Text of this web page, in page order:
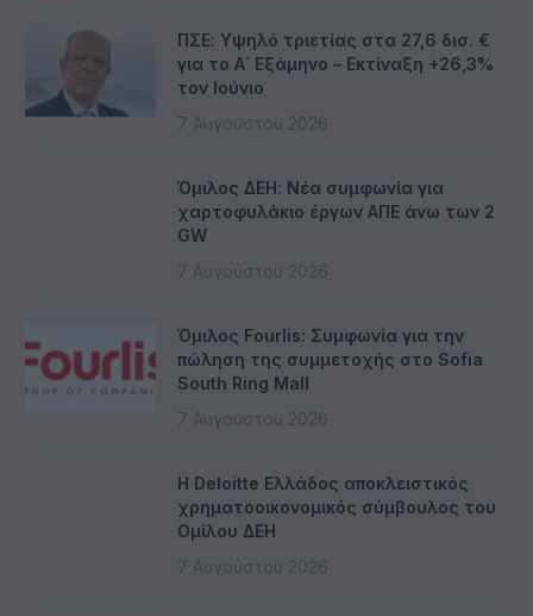
ΠΣΕ: Υψηλό τριετίας στα 27,6 δισ. €
για το Α΄ Εξάμηνο – Εκτίναξη +26,3%
τον Ιούνιο
7 Αυγούστου 2026
Όμιλος ΔΕΗ: Νέα συμφωνία για
χαρτοφυλάκιο έργων ΑΠΕ άνω των 2
GW
7 Αυγούστου 2026
Όμιλος Fourlis: Συμφωνία για την
πώληση της συμμετοχής στο Sofia
South Ring Mall
7 Αυγούστου 2026
Η Deloitte Ελλάδος αποκλειστικός
χρηματοοικονομικός σύμβουλος του
Ομίλου ΔΕΗ
7 Αυγούστου 2026